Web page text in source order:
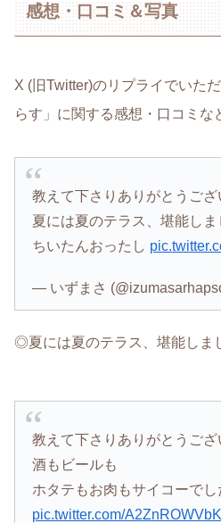
感想・口コミ＆写真
X (旧Twitter)のリプライでいた
らす」に関する感想・口コミな
教えて下さりありがとうござ
夏には夏のテラス、堪能しま
ちいたんおったし
— いずまさ
◎夏には夏のテラス、堪能しま
教えて下さりありがとうござ
酒もビールも
ホタテもお肉もサイコーでし
pic.twitter.com/A2ZnROWVbK